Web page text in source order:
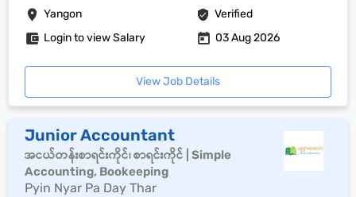
Yangon Verified
Login to view Salary 03 Aug 2026
View Job Details
Junior Accountant
အငယ်တန်းစာရင်းကိုင်၊ စာရင်းကိုင် | Simple
Accounting, Bookeeping
Pyin Nyar Pa Day Thar